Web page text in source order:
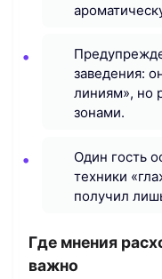
заведения:
линиям», но
зонами.
Один гость
техники
получил
Где мнения
важно